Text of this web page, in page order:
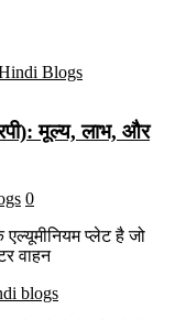
मूल्य, लाभ, और
0
प्लेट है जो
वाहन